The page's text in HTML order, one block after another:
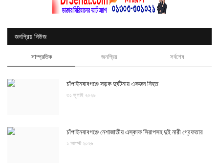
জনপ্রিয় নিউজ
সাম্প্রতিক জনপ্রিয় সর্বশেষ
চাঁপাইনবাবগঞ্জে সড়ক দুর্ঘটনায় একজন নিহত
৩১ জুলাই ২০২৬
চাঁপাইনবাবগঞ্জে নেশাজাতীয় এস্কাফ সিরাপসহ দুই নারী গ্রেফতার
১ আগস্ট ২০২৬